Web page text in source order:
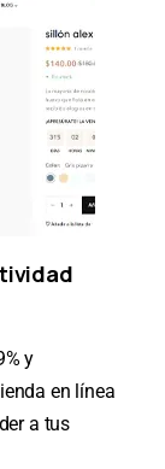
y
en línea
a tus